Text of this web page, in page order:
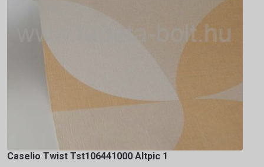
Caselio Twist Tst106441000 Altpic 1